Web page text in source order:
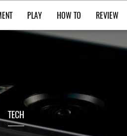
PLAY HOW TO REVIEW
TECH